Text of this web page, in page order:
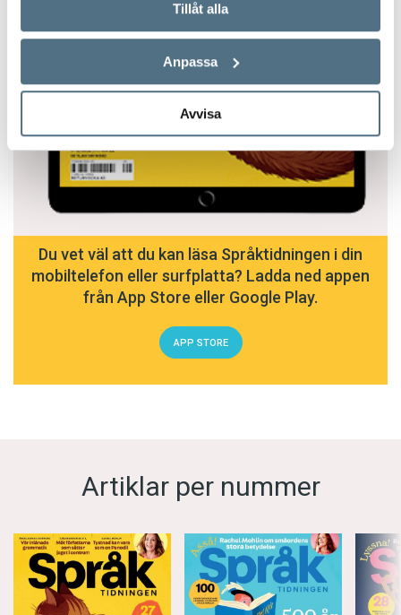
Tillåt alla
Anpassa
Avvisa
Du vet väl att du kan läsa Språktidningen i din
mobiltelefon eller surfplatta? Ladda ned appen
från App Store eller Google Play.
APP STORE
Artiklar per nummer